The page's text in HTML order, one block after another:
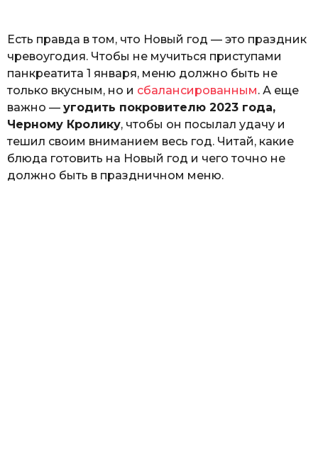
р
к
л
ю
к
Есть правда в том, что Новый год — это праздник
чревоугодия. Чтобы не мучиться приступами
панкреатита 1 января, меню должно быть не
только вкусным, но и сбалансированным. А еще
важно — угодить покровителю 2023 года,
Черному Кролику, чтобы он посылал удачу и
тешил своим вниманием весь год. Читай, какие
блюда готовить на Новый год и чего точно не
должно быть в праздничном меню.